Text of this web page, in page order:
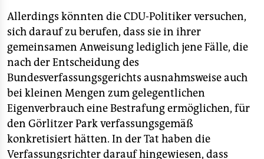
Allerdings könnten die CDU-Politiker versuchen,
sich darauf zu berufen, dass sie in ihrer
gemeinsamen Anweisung lediglich jene Fälle, die
nach der Entscheidung des
Bundesverfassungsgerichts ausnahmsweise auch
bei kleinen Mengen zum gelegentlichen
Eigenverbrauch eine Bestrafung ermöglichen, für
den Görlitzer Park verfassungsgemäß
konkretisiert hätten. In der Tat haben die
Verfassungsrichter darauf hingewiesen, dass